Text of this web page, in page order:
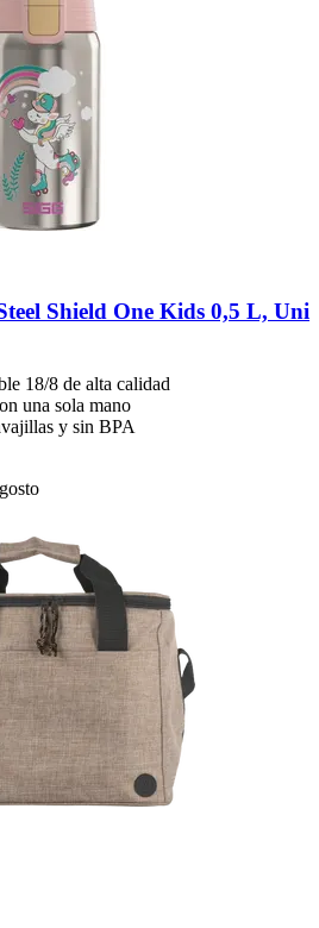
Shield One Kids 0,5 L, Uni
18/8 de alta calidad
una sola mano
y sin BPA